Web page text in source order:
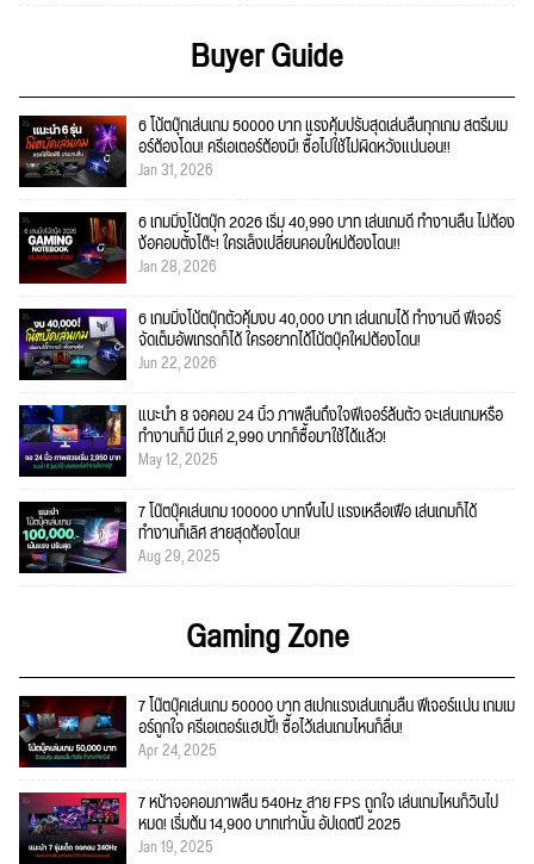
Buyer Guide
6 โน้ตบุ๊กเล่นเกม 50000 บาท แรงคุ้มปรับสุดเล่นลื่นทุกเกม สตรีมเม
อร์ต้องโดน! ครีเอเตอร์ต้องมี! ซื้อไปใช้ไม่ผิดหวังแน่นอน!!
Jan 31, 2026
6 เกมมิ่งโน้ตบุ๊ก 2026 เริ่ม 40,990 บาท เล่นเกมดี ทำงานลื่น ไม่ต้อง
ง้อคอมตั้งโต๊ะ! ใครเล็งเปลี่ยนคอมใหม่ต้องโดน!!
Jan 28, 2026
6 เกมมิ่งโน้ตบุ๊กตัวคุ้มงบ 40,000 บาท เล่นเกมได้ ทำงานดี ฟีเจอร์
จัดเต็มอัพเกรดก็ได้ ใครอยากได้โน้ตบุ๊คใหม่ต้องโดน!
Jun 22, 2026
แนะนำ 8 จอคอม 24 นิ้ว ภาพลื่นถึงใจฟีเจอร์ล้นตัว จะเล่นเกมหรือ
ทำงานก็มี มีแค่ 2,990 บาทก็ซื้อมาใช้ได้แล้ว!
May 12, 2025
7 โน๊ตบุ๊คเล่นเกม 100000 บาทขึ้นไป แรงเหลือเฟือ เล่นเกมก็ได้
ทำงานก็เลิศ สายสุดต้องโดน!
Aug 29, 2025
Gaming Zone
7 โน๊ตบุ๊คเล่นเกม 50000 บาท สเปกแรงเล่นเกมลื่น ฟีเจอร์แน่น เกมเม
อร์ถูกใจ ครีเอเตอร์แฮปปี้! ซื้อไว้เล่นเกมไหนก็ลื่น!
Apr 24, 2025
7 หน้าจอคอมภาพลื่น 540Hz สาย FPS ถูกใจ เล่นเกมไหนก็วินไป
หมด! เริ่มต้น 14,900 บาทเท่านั้น อัปเดตปี 2025
Jan 19, 2025